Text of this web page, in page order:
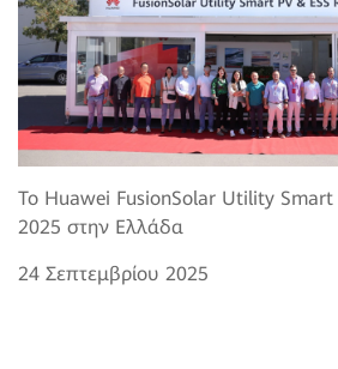
Το Huawei FusionSolar Utility Smart
2025 στην Ελλάδα
24 Σεπτεμβρίου 2025